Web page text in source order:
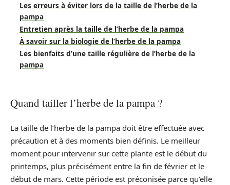
Les erreurs à éviter lors de la taille de l’herbe de la
pampa
Entretien après la taille de l’herbe de la pampa
À savoir sur la biologie de l’herbe de la pampa
Les bienfaits d’une taille régulière de l’herbe de la
pampa
Quand tailler l’herbe de la pampa ?
La taille de l’herbe de la pampa doit être effectuée avec
précaution et à des moments bien définis. Le meilleur
moment pour intervenir sur cette plante est le début du
printemps, plus précisément entre la fin de février et le
début de mars. Cette période est préconisée parce qu’elle